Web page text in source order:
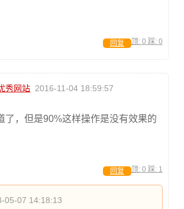
顶: 0 踩: 0
回复
秀网站 2016-11-04 18:59:57
了，但是90%这样操作是没有效果的
顶: 0 踩: 1
回复
05-07 14:18:13